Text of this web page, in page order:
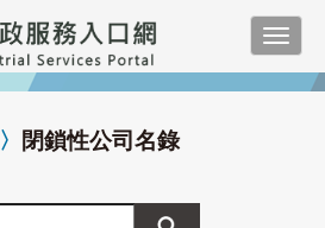
〉 閉鎖性公司名錄